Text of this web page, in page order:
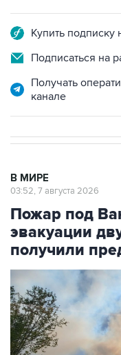
Купить
Подписаться на
Получать
канале
В МИРЕ
03:52, 7 августа 2026
Пожар под
эвакуации
получили